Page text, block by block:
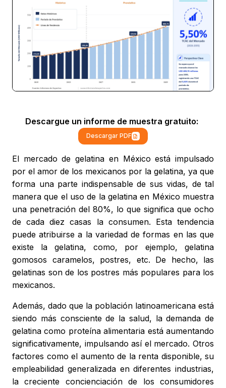
Descargue un informe de muestra gratuito:
Descargar PDF
El mercado de gelatina en México está impulsado
por el amor de los mexicanos por la gelatina, ya que
forma una parte indispensable de sus vidas, de tal
manera que el uso de la gelatina en México muestra
una penetración del 80%, lo que significa que ocho
de cada diez casas la consumen. Esta tendencia
puede atribuirse a la variedad de formas en las que
existe la gelatina, como, por ejemplo, gelatina
gomosos caramelos, postres, etc. De hecho, las
gelatinas son de los postres más populares para los
mexicanos.
Además, dado que la población latinoamericana está
siendo más consciente de la salud, la demanda de
gelatina como proteína alimentaria está aumentando
significativamente, impulsando así el mercado. Otros
factores como el aumento de la renta disponible, su
empleabilidad generalizada en diferentes industrias,
la creciente concienciación de los consumidores